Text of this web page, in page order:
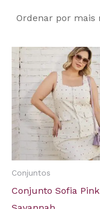
Conjuntos
Conjunto Sofia Pink